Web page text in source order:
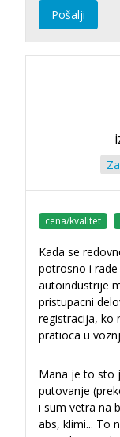
Pošalji
cena/kvalitet
Kada se
potrosno i rade
autoindustrije
pristupacni
registracija, ko
pratioca u
Mana je to sto
putovanje
i sum vetra na
abs, klimi... To